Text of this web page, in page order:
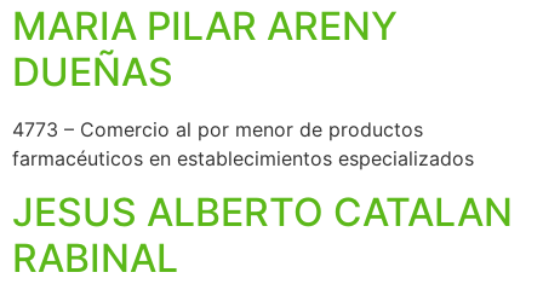
MARIA PILAR ARENY
DUEÑAS
4773 – Comercio al por menor de productos
farmacéuticos en establecimientos especializados
JESUS ALBERTO CATALAN
RABINAL